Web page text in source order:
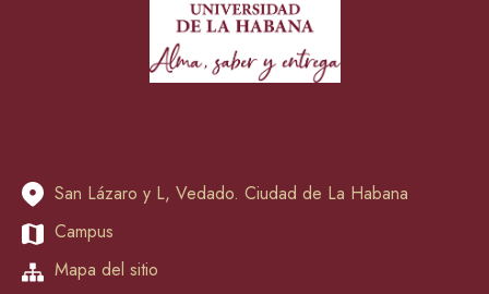
San Lázaro y L, Vedado. Ciudad de La Habana
Campus
Mapa del sitio